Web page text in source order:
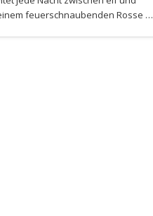
feuerschnaubenden Rosse …